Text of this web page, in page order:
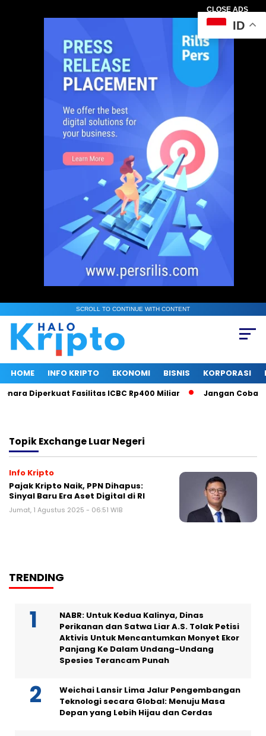
CLOSE ADS
SCROLL TO CONTINUE WITH CONTENT
HOME INFO KRIPTO EKONOMI BISNIS KORPORASI
Diperkuat Fasilitas ICBC Rp400 Miliar Jangan Coba
TopikExchange Luar Negeri
Info Kripto
Pajak Kripto Naik, PPN Dihapus:
Sinyal Baru Era Aset Digital di RI
Jumat, 1 Agustus 2025 - 06:51 WIB
TRENDING
NABR: Untuk Kedua Kalinya, Dinas
Perikanan dan Satwa Liar A.S. Tolak Petisi
Aktivis Untuk Mencantumkan Monyet Ekor
Panjang Ke Dalam Undang-Undang
Spesies Terancam Punah
Weichai Lansir Lima Jalur Pengembangan
Teknologi secara Global: Menuju Masa
Depan yang Lebih Hijau dan Cerdas
ID